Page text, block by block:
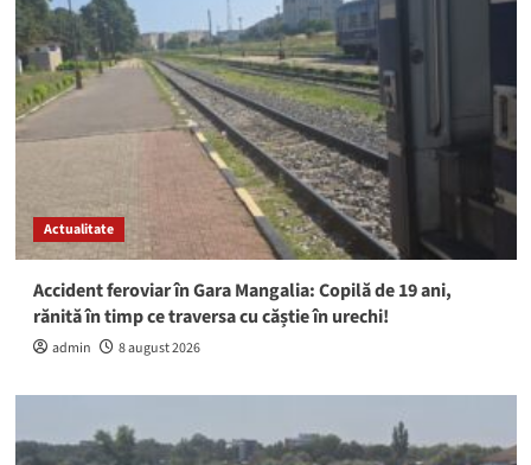
Actualitate
Accident feroviar în Gara Mangalia: Copilă de 19 ani,
rănită în timp ce traversa cu căștie în urechi!
admin 8 august 2026